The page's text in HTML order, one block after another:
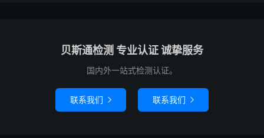
贝斯通检测 专业认证 诚挚服务
国内外一站式检测认证。
联系我们  联系我们 